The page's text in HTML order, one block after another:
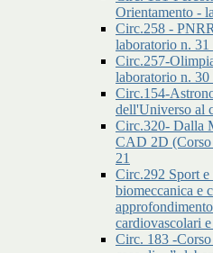
Orientamento -
Circ.258 -
laboratorio n.
Circ.257-
laboratorio n.
Circ.154-
dell'Universo al
Circ.320- Dalla
CAD 2D (Corso
21
Circ.292 Sport
biomeccanica e
cardiovascolari
Circ. 183 -